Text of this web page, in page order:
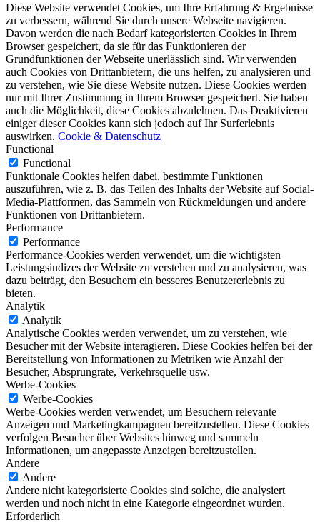
Diese Website verwendet Cookies, um Ihre Erfahrung & Ergebnisse
zu verbessern, während Sie durch unsere Webseite navigieren.
Davon werden die nach Bedarf kategorisierten Cookies in Ihrem
Browser gespeichert, da sie für das Funktionieren der
Grundfunktionen der Webseite unerlässlich sind. Wir verwenden
auch Cookies von Drittanbietern, die uns helfen, zu analysieren und
zu verstehen, wie Sie diese Website nutzen. Diese Cookies werden
nur mit Ihrer Zustimmung in Ihrem Browser gespeichert. Sie haben
auch die Möglichkeit, diese Cookies abzulehnen. Das Deaktivieren
einiger dieser Cookies kann sich jedoch auf Ihr Surferlebnis
auswirken. Cookie & Datenschutz
Functional
Functional
Funktionale Cookies helfen dabei, bestimmte Funktionen
auszuführen, wie z. B. das Teilen des Inhalts der Website auf Social-
Media-Plattformen, das Sammeln von Rückmeldungen und andere
Funktionen von Drittanbietern.
Performance
Performance
Performance-Cookies werden verwendet, um die wichtigsten
Leistungsindizes der Website zu verstehen und zu analysieren, was
dazu beiträgt, den Besuchern ein besseres Benutzererlebnis zu
bieten.
Analytik
Analytik
Analytische Cookies werden verwendet, um zu verstehen, wie
Besucher mit der Website interagieren. Diese Cookies helfen bei der
Bereitstellung von Informationen zu Metriken wie Anzahl der
Besucher, Absprungrate, Verkehrsquelle usw.
Werbe-Cookies
Werbe-Cookies
Werbe-Cookies werden verwendet, um Besuchern relevante
Anzeigen und Marketingkampagnen bereitzustellen. Diese Cookies
verfolgen Besucher über Websites hinweg und sammeln
Informationen, um angepasste Anzeigen bereitzustellen.
Andere
Andere
Andere nicht kategorisierte Cookies sind solche, die analysiert
werden und noch nicht in eine Kategorie eingeordnet wurden.
Erforderlich